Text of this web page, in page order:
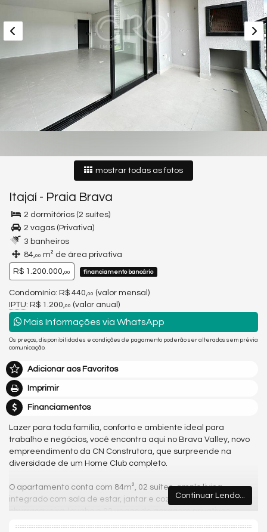
mostrar todas as fotos
Itajaí - Praia Brava
2 dormitórios (2 suítes)
2 vagas (Privativa)
3 banheiros
84,00 m² de área privativa
R$ 1.200.000,00 financiamento bancário
Condomínio: R$ 440, 00 (valor mensal)
IPTU: R$ 1.200, 00 (valor anual)
Mais Informações via WhatsApp
Os preços, disponibilidades e condições de pagamento poderão ser alterados sem prévia
comunicação.
Adicionar aos Favoritos
Imprimir
Financiamentos
Lazer para toda família, conforto e ambiente ideal para
trabalho e negócios, você encontra aqui no Brava Valley, novo
empreendimento da CN Construtora, que surpreende na
diversidade de um Home Club completo.
O apartamento conta com 84m², 02 suítes, amplo living
integrado com sala de estar, jantar e cozinha, sacada com
churrasqueira, lavabo e 02 vagas de garagem privativas.
Continuar Lendo...